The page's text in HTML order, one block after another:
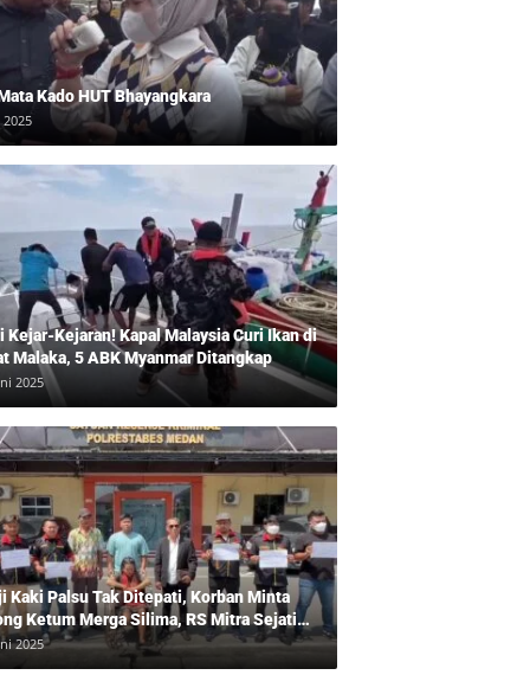
Kado HUT Bhayangkara
2025
Kejar-Kejaran! Kapal Malaysia Curi Ikan di
Malaka, 5 ABK Myanmar Ditangkap
2025
Kaki Palsu Tak Ditepati, Korban Minta
Ketum Merga Silima, RS Mitra Sejati
Kuasa Hukum, Hans Silalahi
Julita Cari Keadilan
2025